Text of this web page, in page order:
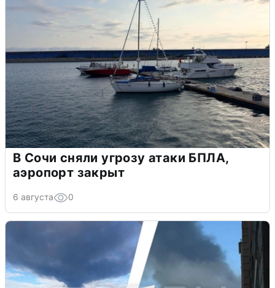
В Сочи сняли угрозу атаки БПЛА,
аэропорт закрыт
6 августа 0